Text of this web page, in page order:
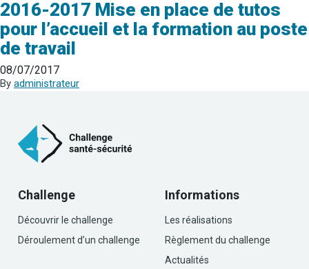
2016-2017 Mise en place de tutos
pour l’accueil et la formation au poste
de travail
08/07/2017
By administrateur
Challenge
Découvrir le challenge
Déroulement d’un challenge
Informations
Les réalisations
Règlement du challenge
Actualités